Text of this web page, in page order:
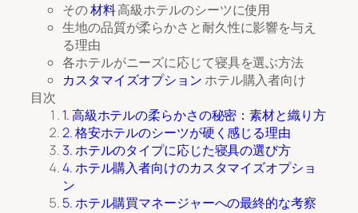
その材料高級ホテルのシーツに使用
生地の品質が柔らかさと耐久性に影響を与え
る理由
各ホテルがニーズに応じて寝具を選ぶ方法
カスタマイズオプションホテル購入者向け
目次
1. 高級ホテルの柔らかさの秘密：素材と織り方
2. 格安ホテルのシーツが硬く感じる理由
3. ホテルのタイプに応じた寝具の選び方
4. ホテル購入者向けのカスタマイズオプショ
ン
5. ホテル購買マネージャーへの最終的な考察